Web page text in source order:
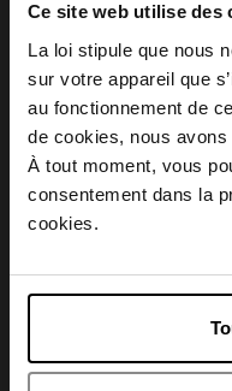
Ce site web utilise des
La loi stipule que nous
sur votre appareil que
au fonctionnement de
de cookies, nous
À tout moment, vous
consentement dans la
cookies.
Description
Caractéristiques
Avis client